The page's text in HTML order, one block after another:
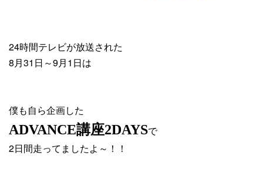
24時間テレビが放送された
8月31日～9月1日は
僕も自ら企画した
ADVANCE講座2DAYSで
2日間走ってましたよ～！！